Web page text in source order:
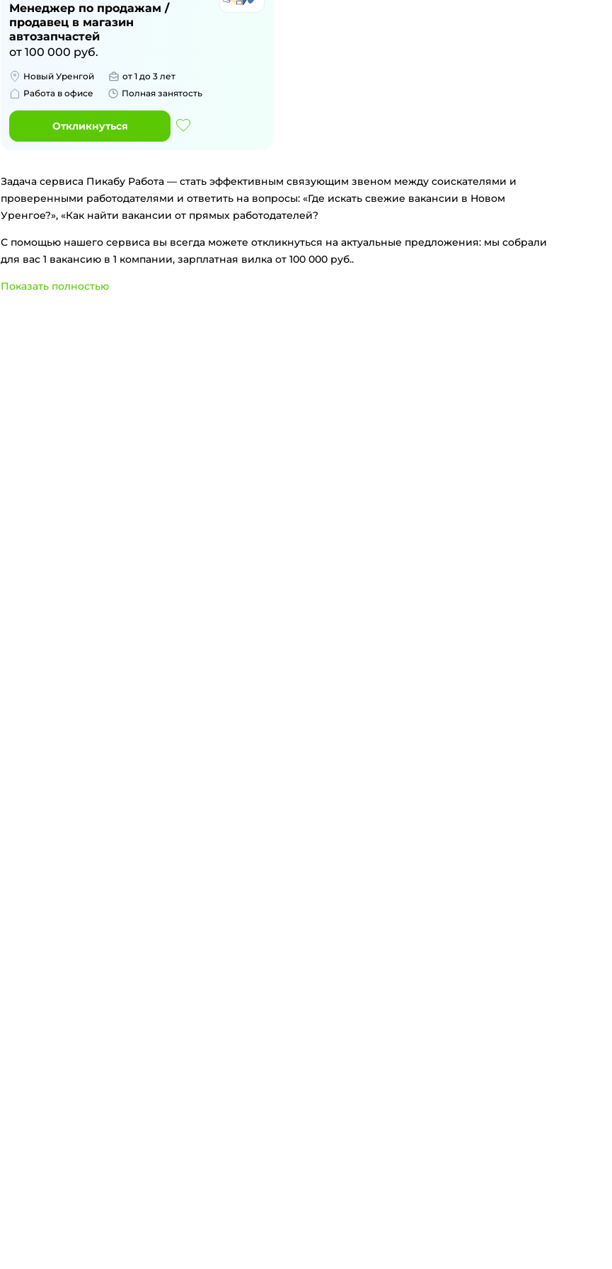
Менеджер по продажам /
продавец в магазин
автозапчастей
от 100 000 руб.
Новый Уренгой
от 1 до 3 лет
Работа в офисе
Полная занятость
Откликнуться
Задача сервиса Пикабу Работа — стать эффективным связующим звеном между соискателями и
проверенными работодателями и ответить на вопросы: «Где искать свежие вакансии в Новом
Уренгое?», «Как найти вакансии от прямых работодателей?
С помощью нашего сервиса вы всегда можете откликнуться на актуальные предложения: мы собрали
для вас 1 вакансию в 1 компании, зарплатная вилка от 100 000 руб..
Показать полностью